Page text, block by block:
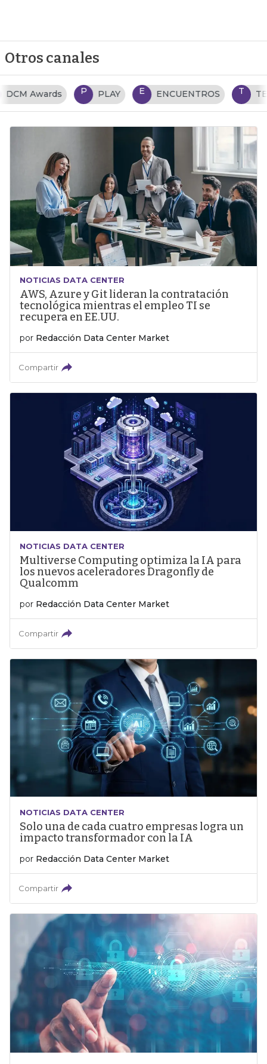
Otros canales
P PLAY E ENCUENTROS T TENDENCIAS TI
NOTICIAS DATA CENTER
AWS, Azure y Git lideran la contratación
tecnológica mientras el empleo TI se
recupera en EE.UU.
por Redacción Data Center Market
Compartir
NOTICIAS DATA CENTER
Multiverse Computing optimiza la IA para
los nuevos aceleradores Dragonfly de
Qualcomm
por Redacción Data Center Market
Compartir
NOTICIAS DATA CENTER
Solo una de cada cuatro empresas logra un
impacto transformador con la IA
por Redacción Data Center Market
Compartir